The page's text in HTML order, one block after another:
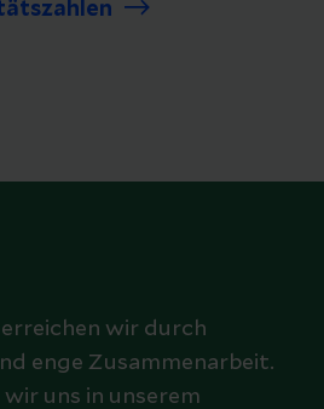
wir durch
enge Zusammenarbeit.
uns in unserem